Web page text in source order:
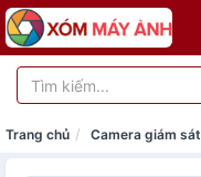
Trang chủ Camera giám sát